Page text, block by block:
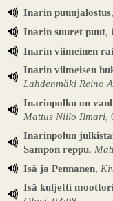
Inarin puunjalostus,
Inarin suuret puut,
Inarin viimeinen
Inarin viimeisen
Lahdenmäki Reino
Inarinpolku on
Mattus Niilo Ilmari,
Inarinpolun
Sampon reppu,
Isä ja Pennanen,
Isä kuljetti